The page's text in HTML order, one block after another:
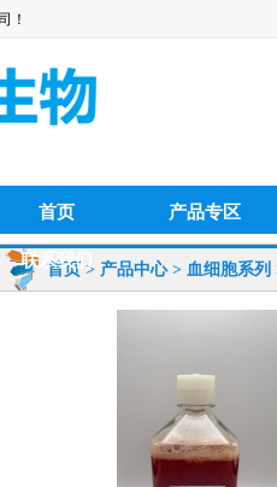
！
首页 产品专区
联系我们
首页 > 产品中心> 血细胞系列